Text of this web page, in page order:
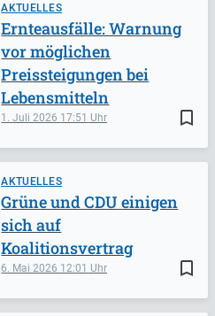
AKTUELLES
bookmark_border
1. Juli 2026 17:51
Ernteausfälle: Warnung
vor möglichen
Preissteigungen bei
Lebensmitteln
AKTUELLES
bookmark_border
6. Mai 2026 12:01
Grüne und CDU einigen
sich auf
Koalitionsvertrag